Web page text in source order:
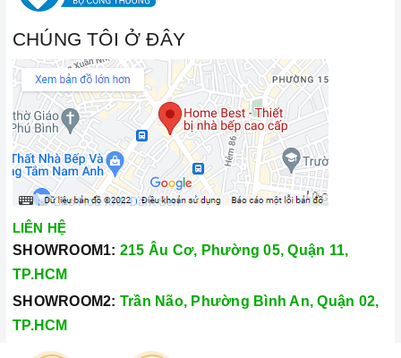
CHÚNG TÔI Ở ĐÂY
LIÊN HỆ
SHOWROOM1: 215 Âu Cơ, Phường 05, Quận 11,
TP.HCM
SHOWROOM2: Trần Não, Phường Bình An, Quận 02,
TP.HCM
Hotline:
028.66.79.8989